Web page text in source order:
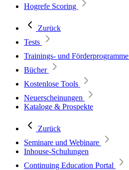
Hogrefe Scoring
Zurück
Tests
Trainings- und Förderprogramme
Bücher
Kostenlose Tools
Neuerscheinungen
Kataloge & Prospekte
Zurück
Seminare und Webinare
Inhouse-Schulungen
Continuing Education Portal